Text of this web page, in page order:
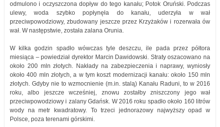
odmulono i oczyszczona dopływ do tego kanału; Potok Oruński. Podczas
ulewy, woda szybko popłynęła do kanału, uderzyła w wał
przeciwpowodziowy, zbudowany jeszcze przez Krzyżaków i rozerwała ów
wał. W następstwie, została zalana Orunia.
W kilka godzin spadło wówczas tyle deszczu, ile pada przez półtora
miesiąca – powiedział dyrektor Marcin Dawidowski. Straty oszacowano na
około 200 mln złotych. Nakłady na zabezpieczenia i naprawy, wyniosły
około 400 mln złotych, a w tym koszt modernizacji kanału: około 150 mln
złotych. Gdyby nie to wzmocnienie (m.in. stalą) Kanału Raduni, to w 2016
roku, albo jeszcze wcześniej, znowu zostałby zniszczony jego wał
przeciwpowodziowy i zalany Gdańsk. W 2016 roku spadło około 160 litrów
wody na metr kwadratowy. To trzeci jednorazowy najwyższy opad w
Polsce, poza terenami górskimi.